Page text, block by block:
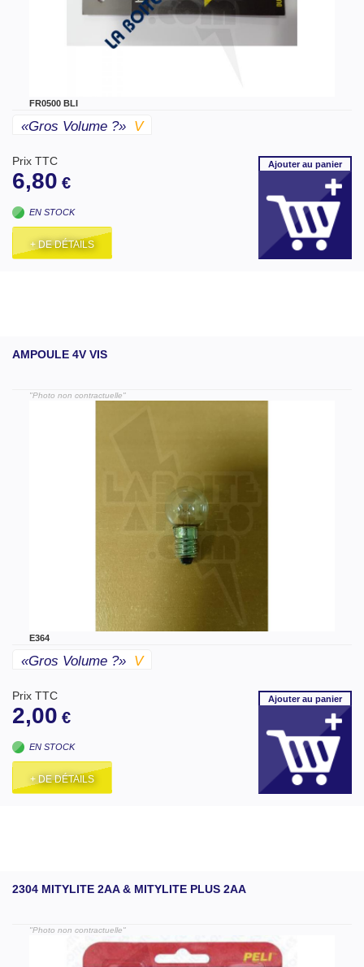
FR0500 BLI
«gros Volume ?» V
Prix TTC
6,80 €
EN STOCK
+ DE DÉTAILS
Ajouterau panier
AMPOULE 4V VIS
"Photo non contractuelle"
E364
«gros Volume ?» V
Prix TTC
2,00 €
EN STOCK
+ DE DÉTAILS
Ajouterau panier
2304 MITYLITE 2AA & MITYLITE PLUS 2AA
"Photo non contractuelle"